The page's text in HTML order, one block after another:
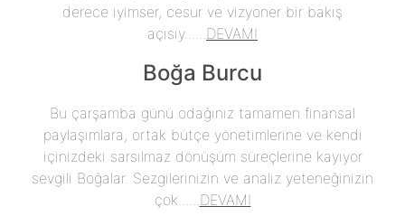
derece iyimser, cesur ve vizyoner bir bakış
açısıy...... DEVAMI
Boğa Burcu
Bu çarşamba günü odağınız tamamen finansal
paylaşımlara, ortak bütçe yönetimlerine ve kendi
içinizdeki sarsılmaz dönüşüm süreçlerine kayıyor
sevgili Boğalar. Sezgilerinizin ve analiz yeteneğinizin
çok...... DEVAMI